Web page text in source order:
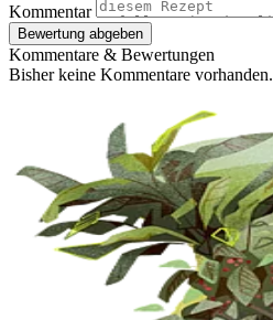
Kommentar
Bewertung abgeben
Kommentare & Bewertungen
Bisher keine Kommentare vorhanden.